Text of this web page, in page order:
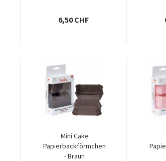
6,50 CHF
Mini Cake
Papierbackförmchen
- Braun